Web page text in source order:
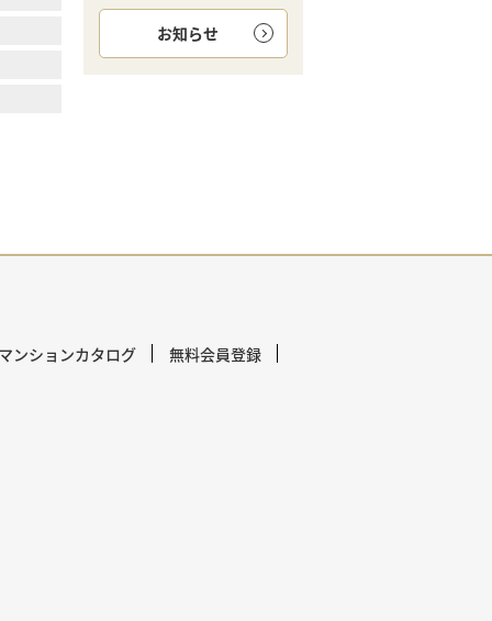
お知らせ
ンションカタログ 無料会員登録